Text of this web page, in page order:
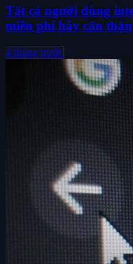
Tất cả người dùng
miễn phí hãy cẩn thận
4 tháng trước